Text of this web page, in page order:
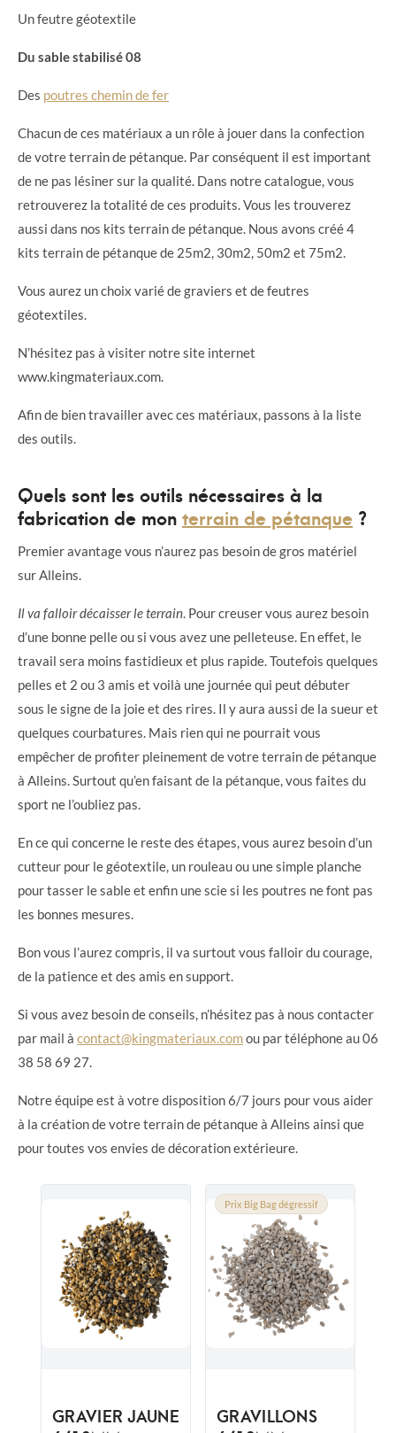
Un feutre géotextile
Du sable stabilisé 08
Des poutres chemin de fer
Chacun de ces matériaux a un rôle à jouer dans la confection
de votre terrain de pétanque. Par conséquent il est important
de ne pas lésiner sur la qualité. Dans notre catalogue, vous
retrouverez la totalité de ces produits. Vous les trouverez
aussi dans nos kits terrain de pétanque. Nous avons créé 4
kits terrain de pétanque de 25m2, 30m2, 50m2 et 75m2.
Vous aurez un choix varié de graviers et de feutres
géotextiles.
N’hésitez pas à visiter notre site internet
www.kingmateriaux.com.
Afin de bien travailler avec ces matériaux, passons à la liste
des outils.
Quels sont les outils nécessaires à la
fabrication de monterrain de pétanque ?
Premier avantage vous n’aurez pas besoin de gros matériel
sur Alleins.
Il va falloir décaisser le terrain . Pour creuser vous aurez besoin
d’une bonne pelle ou si vous avez une pelleteuse. En effet, le
travail sera moins fastidieux et plus rapide. Toutefois quelques
pelles et 2 ou 3 amis et voilà une journée qui peut débuter
sous le signe de la joie et des rires. Il y aura aussi de la sueur et
quelques courbatures. Mais rien qui ne pourrait vous
empêcher de profiter pleinement de votre terrain de pétanque
à Alleins. Surtout qu’en faisant de la pétanque, vous faites du
sport ne l’oubliez pas.
En ce qui concerne le reste des étapes, vous aurez besoin d’un
cutteur pour le géotextile, un rouleau ou une simple planche
pour tasser le sable et enfin une scie si les poutres ne font pas
les bonnes mesures.
Bon vous l’aurez compris, il va surtout vous falloir du courage,
de la patience et des amis en support.
Si vous avez besoin de conseils, n’hésitez pas à nous contacter
par mail à contact@kingmateriaux.comou par téléphone au 06
38 58 69 27.
Notre équipe est à votre disposition 6/7 jours pour vous aider
à la création de votre terrain de pétanque à Alleins ainsi que
pour toutes vos envies de décoration extérieure.
GRAVIER JAUNE
Prix Big Bag dégressif
GRAVILLONS